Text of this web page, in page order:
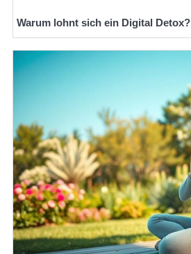
Warum lohnt sich ein Digital Detox?